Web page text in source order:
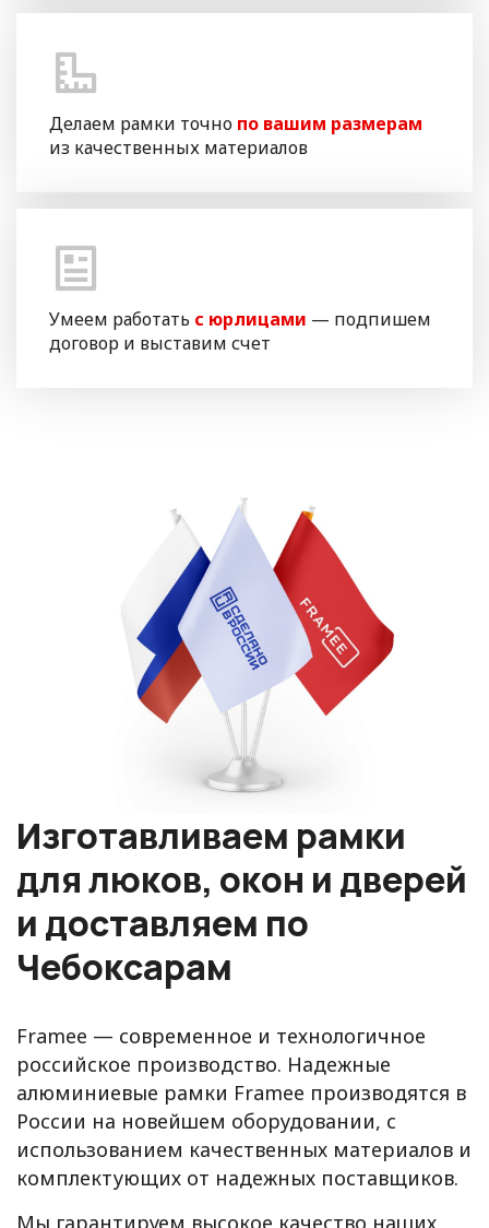
Делаем рамки точно по вашим размерам
из качественных материалов
Умеем работать с юрлицами — подпишем
договор и выставим счет
Изготавливаем рамки
для люков, окон и дверей
и доставляем по
Чебоксарам
Framee — современное и технологичное
российское производство. Надежные
алюминиевые рамки Framee производятся в
России на новейшем оборудовании, с
использованием качественных материалов и
комплектующих от надежных поставщиков.
Мы гарантируем высокое качество наших